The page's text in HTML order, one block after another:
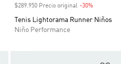
$289.950 Precio original -30%
Tenis Lightorama Runner Niños
Niño Performance